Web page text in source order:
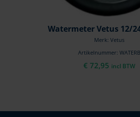
Watermeter Vetus 12/
Merk: Vetus
Artikelnummer: WATERB
€ 72,95 incl BTW